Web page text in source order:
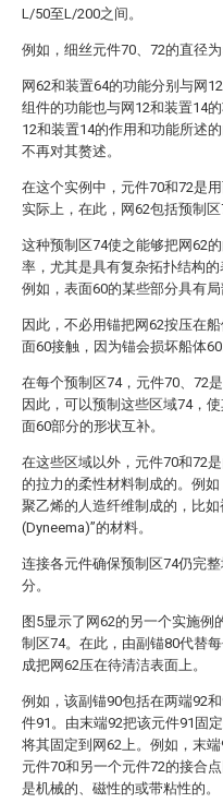
L/50至L/200之间。
例如，细丝元件70、72的直径为
网62和装置64的功能分别与网
组件的功能也与网12和装置14
12和装置14的作用和功能所述
不再对其赘述。
在这个实例中，元件70和72是
实际上，在此，网62包括预制区
这种预制区74使之能够把网62
率，尤其是具有复杂拓扑结构的
例如，表面60的某些部分具有局
因此，不必用锚把网62按压在
面60接触，因为锚会损坏船体60
在每个预制区74，元件70、72
因此，可以预制这些区域74，
面60部分的形状互补。
在这些区域以外，元件70和72
的拉力的柔性材料制成的。例
聚乙烯的人造纤维制成的，比如
(Dyneema)”的材料。
连接各元件确保预制区74仍完
分。
图5显示了网62的另一个实施例
制区74。在此，由副锚80代替
成把网62压在待清洁表面上。
例如，该副锚90包括在两端92
件91。由末端92把该元件91固
将其固定到网62上。例如，末
元件70和另一个元件72的接合
是机械的、磁性的或带粘性的。